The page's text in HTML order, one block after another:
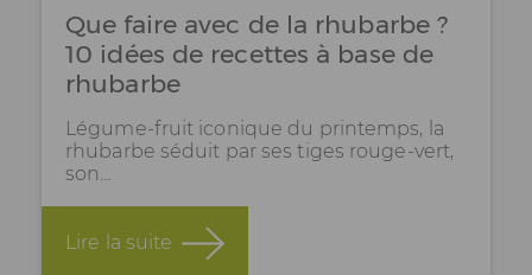
Que faire avec de la rhubarbe ?
10 idées de recettes à base de
rhubarbe
Légume-fruit iconique du printemps, la
rhubarbe séduit par ses tiges rouge-vert,
son…
Lire la suite